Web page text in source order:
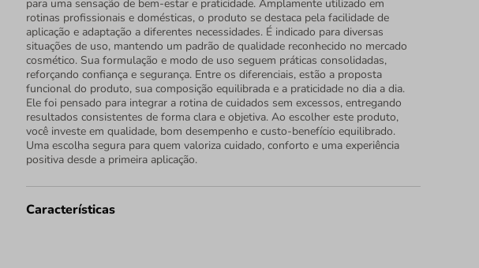
para uma sensação de bem-estar e praticidade. Amplamente utilizado em
rotinas profissionais e domésticas, o produto se destaca pela facilidade de
aplicação e adaptação a diferentes necessidades. É indicado para diversas
situações de uso, mantendo um padrão de qualidade reconhecido no mercado
cosmético. Sua formulação e modo de uso seguem práticas consolidadas,
reforçando confiança e segurança. Entre os diferenciais, estão a proposta
funcional do produto, sua composição equilibrada e a praticidade no dia a dia.
Ele foi pensado para integrar a rotina de cuidados sem excessos, entregando
resultados consistentes de forma clara e objetiva. Ao escolher este produto,
você investe em qualidade, bom desempenho e custo-benefício equilibrado.
Uma escolha segura para quem valoriza cuidado, conforto e uma experiência
positiva desde a primeira aplicação.
Características